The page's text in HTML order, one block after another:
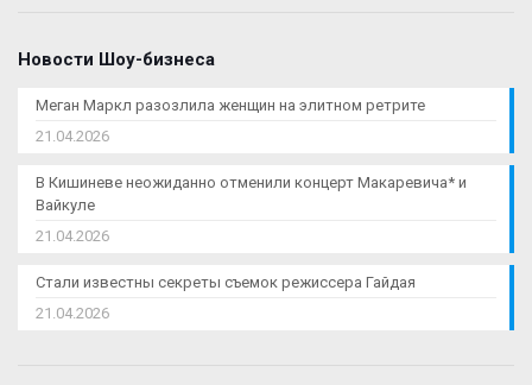
Новости Шоу-бизнеса
Меган Маркл разозлила женщин на элитном ретрите
21.04.2026
В Кишиневе неожиданно отменили концерт Макаревича* и
Вайкуле
21.04.2026
Стали известны секреты съемок режиссера Гайдая
21.04.2026